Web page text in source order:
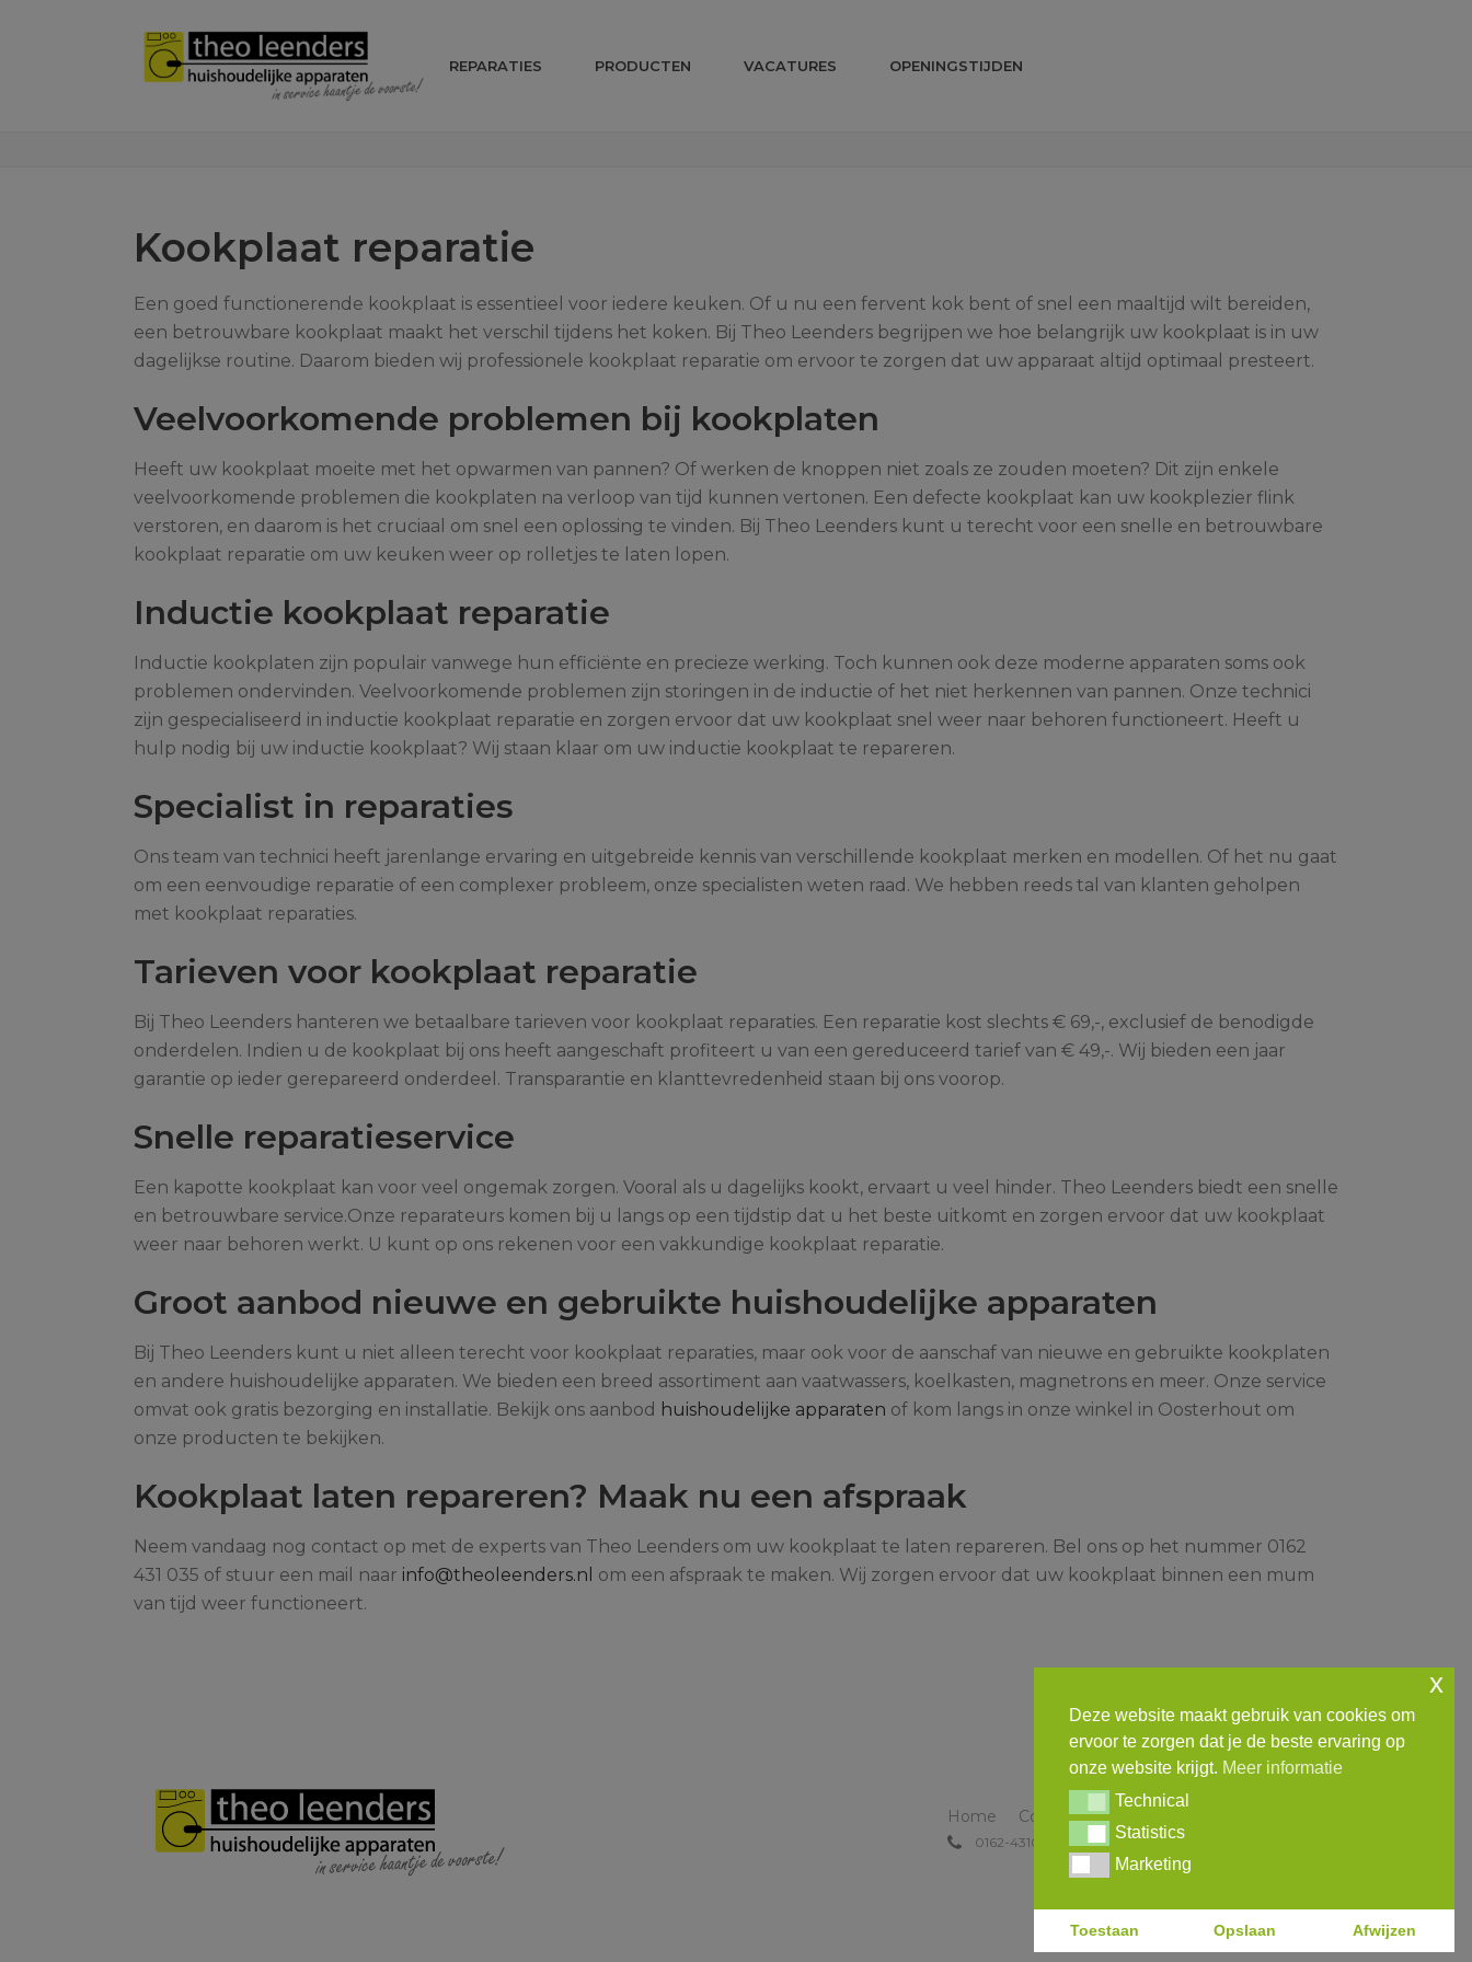
REPARATIES PRODUCTEN VACATURES OPENINGSTIJDEN
Kookplaat reparatie
Een goed functionerende kookplaat is essentieel voor iedere keuken. Of u nu een fervent kok bent of snel een maaltijd wilt bereiden,
een betrouwbare kookplaat maakt het verschil tijdens het koken. Bij Theo Leenders begrijpen we hoe belangrijk uw kookplaat is in uw
dagelijkse routine. Daarom bieden wij professionele kookplaat reparatie om ervoor te zorgen dat uw apparaat altijd optimaal presteert.
Veelvoorkomende problemen bij kookplaten
Heeft uw kookplaat moeite met het opwarmen van pannen? Of werken de knoppen niet zoals ze zouden moeten? Dit zijn enkele
veelvoorkomende problemen die kookplaten na verloop van tijd kunnen vertonen. Een defecte kookplaat kan uw kookplezier flink
verstoren, en daarom is het cruciaal om snel een oplossing te vinden. Bij Theo Leenders kunt u terecht voor een snelle en betrouwbare
kookplaat reparatie om uw keuken weer op rolletjes te laten lopen.
Inductie kookplaat reparatie
Inductie kookplaten zijn populair vanwege hun efficiënte en precieze werking. Toch kunnen ook deze moderne apparaten soms ook
problemen ondervinden. Veelvoorkomende problemen zijn storingen in de inductie of het niet herkennen van pannen. Onze technici
zijn gespecialiseerd in inductie kookplaat reparatie en zorgen ervoor dat uw kookplaat snel weer naar behoren functioneert. Heeft u
hulp nodig bij uw inductie kookplaat? Wij staan klaar om uw inductie kookplaat te repareren.
Specialist in reparaties
Ons team van technici heeft jarenlange ervaring en uitgebreide kennis van verschillende kookplaat merken en modellen. Of het nu gaat
om een eenvoudige reparatie of een complexer probleem, onze specialisten weten raad. We hebben reeds tal van klanten geholpen
met kookplaat reparaties.
Tarieven voor kookplaat reparatie
Bij Theo Leenders hanteren we betaalbare tarieven voor kookplaat reparaties. Een reparatie kost slechts € 69,-, exclusief de benodigde
onderdelen. Indien u de kookplaat bij ons heeft aangeschaft profiteert u van een gereduceerd tarief van € 49,-. Wij bieden een jaar
garantie op ieder gerepareerd onderdeel. Transparantie en klanttevredenheid staan bij ons voorop.
Snelle reparatieservice
Een kapotte kookplaat kan voor veel ongemak zorgen. Vooral als u dagelijks kookt, ervaart u veel hinder. Theo Leenders biedt een snelle
en betrouwbare service.Onze reparateurs komen bij u langs op een tijdstip dat u het beste uitkomt en zorgen ervoor dat uw kookplaat
weer naar behoren werkt. U kunt op ons rekenen voor een vakkundige kookplaat reparatie.
Groot aanbod nieuwe en gebruikte huishoudelijke apparaten
Bij Theo Leenders kunt u niet alleen terecht voor kookplaat reparaties, maar ook voor de aanschaf van nieuwe en gebruikte kookplaten
en andere huishoudelijke apparaten. We bieden een breed assortiment aan vaatwassers, koelkasten, magnetrons en meer. Onze service
omvat ook gratis bezorging en installatie. Bekijk ons aanbod huishoudelijke apparaten of kom langs in onze winkel in Oosterhout om
onze producten te bekijken.
Kookplaat laten repareren? Maak nu een afspraak
Neem vandaag nog contact op met de experts van Theo Leenders om uw kookplaat te laten repareren. Bel ons op het nummer 0162
431 035 of stuur een mail naar info@theoleenders.nl om een afspraak te maken. Wij zorgen ervoor dat uw kookplaat binnen een mum
van tijd weer functioneert.
Home Contact Meer informatie
0162-431035 info@theoleenders.nl
Deze website maakt gebruik van cookies om
ervoor te zorgen dat je de beste ervaring op
onze website krijgt. Meer informatie
TechnicalTechnical
StatisticsStatistics
MarketingMarketing
Toestaan Opslaan Afwijzen
x